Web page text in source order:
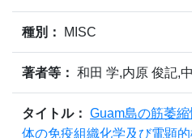
種別： MISC
著者等： 和田 学,内原 俊記,
タイトル： Guam島の筋萎
体の免疫組織化学及び電顕